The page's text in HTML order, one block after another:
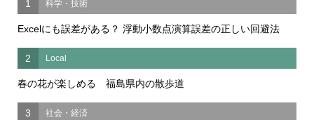
1 科学・技術
Excelにも誤差がある？ 浮動小数点演算誤差の正しい回避法
2 Local
春の花が楽しめる 福島県内の散歩道
3 社会・経済